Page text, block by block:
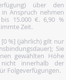
über den
Anspruch nehmen
15.000 €. 6,90 %
Zeit.
%] (jährlich) gilt nur
Sie
gewählten Höhe
nicht innerhalb der
Folgeverfügungen.